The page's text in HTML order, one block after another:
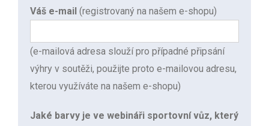
Váš e-mail(registrovaný na našem e-shopu)
(e-mailová adresa slouží pro případné připsání
výhry v soutěži, použijte proto e-mailovou adresu,
kterou využíváte na našem e-shopu)
Jaké barvy je ve webináři sportovní vůz, který